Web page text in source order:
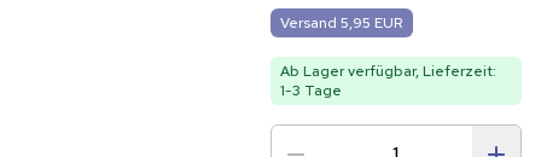
Versand 5,95 EUR
Ab Lager verfügbar, Lieferzeit:
1-3 Tage